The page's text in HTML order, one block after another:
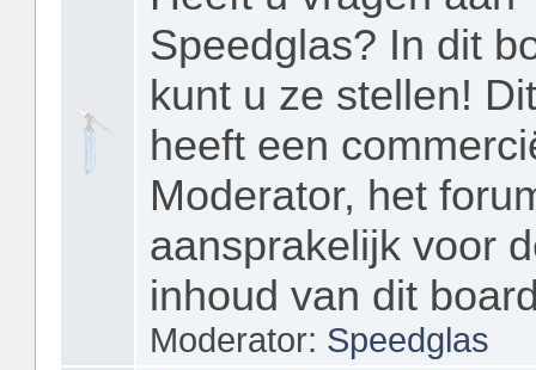
Speedglas? In dit
kunt u ze stellen!
heeft een
Moderator, het
aansprakelijk voor
inhoud van dit
Moderator: Speedglas